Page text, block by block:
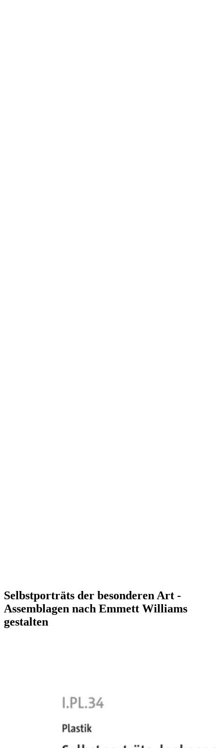
Selbstporträts der besonderen Art -
Assemblagen nach Emmett Williams
gestalten